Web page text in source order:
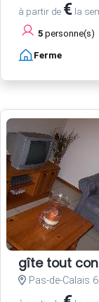
à partir de € la
5 personne(s)
Ferme
gîte tout
Pas-de-Calais